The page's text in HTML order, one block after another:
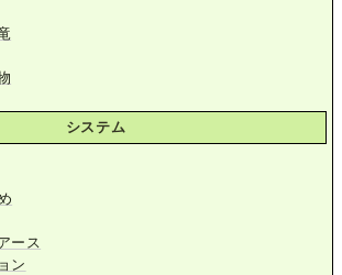
システム
ース
ン